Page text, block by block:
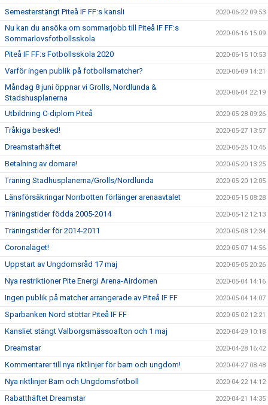
Semesterstängt Piteå IF FF:s kansli 2020-06-22 09:53
Nu kan du ansöka om sommarjobb till Piteå IF FF:s
Sommarlovsfotbollsskola
2020-06-16 15:09
Piteå IF FF:s Fotbollsskola 2020 2020-06-15 10:53
Varför ingen publik på fotbollsmatcher? 2020-06-09 14:21
Måndag 8 juni öppnar vi Grolls, Nordlunda &
Stadshusplanerna
2020-06-04 22:19
Utbildning C-diplom Piteå 2020-05-28 09:26
Tråkiga besked! 2020-05-27 13:57
Dreamstarhäftet 2020-05-25 10:45
Betalning av domare! 2020-05-20 13:25
Träning Stadhusplanerna/Grolls/Nordlunda 2020-05-20 12:05
Länsförsäkringar Norrbotten förlänger arenaavtalet 2020-05-15 08:28
Träningstider födda 2005-2014 2020-05-12 12:13
Träningstider för 2014-2011 2020-05-08 12:34
Coronaläget! 2020-05-07 14:56
Uppstart av Ungdomsråd 17 maj 2020-05-05 20:26
Nya restriktioner Pite Energi Arena-Airdomen 2020-05-04 14:16
Ingen publik på matcher arrangerade av Piteå IF FF 2020-05-04 14:07
Sparbanken Nord stöttar Piteå IF FF 2020-05-02 12:21
Kansliet stängt Valborgsmässoafton och 1 maj 2020-04-29 10:18
Dreamstar 2020-04-28 16:42
Kommentarer till nya riktlinjer för barn och ungdom! 2020-04-27 08:48
Nya riktlinjer Barn och Ungdomsfotboll 2020-04-22 14:12
Rabatthäftet Dreamstar 2020-04-21 14:35